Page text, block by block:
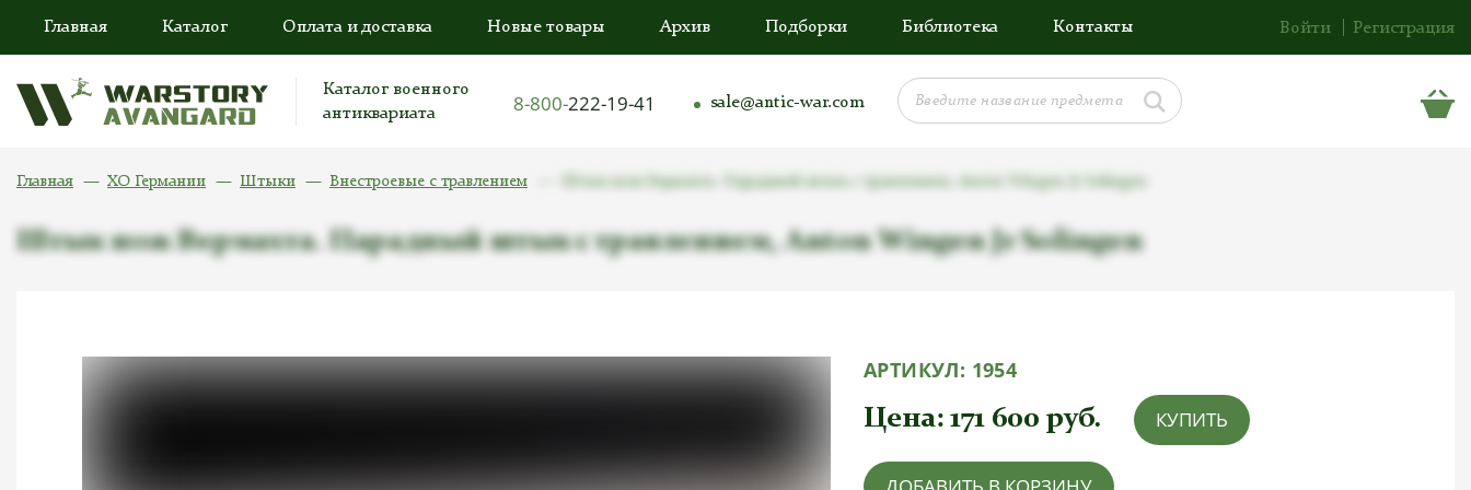
Главная Каталог Оплата и доставка Новые товары Архив Подборки Библиотека Контакты Войти Регистрация
Каталог военного
антиквариата
8-800-222-19-41 sale@antic-war.com
Главная ХО Германии Штыки Внестроевые с травлением
Штык нож Вермахта. Парадный штык с травлением, Anton Wingen Jr Solingen
АРТИКУЛ: 1954
Цена: 171 600 руб. КУПИТЬ